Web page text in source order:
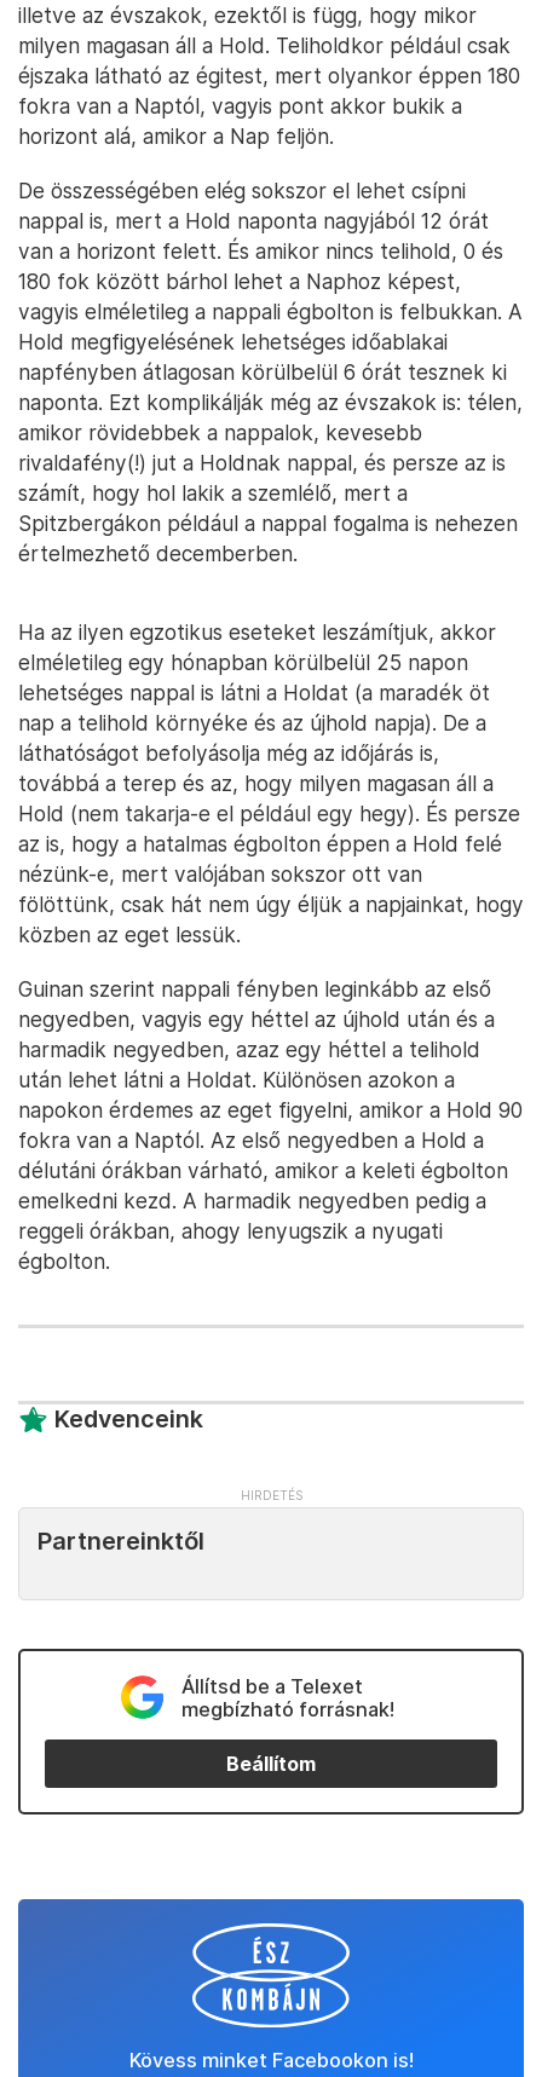
illetve az évszakok, ezektől is függ, hogy mikor
milyen magasan áll a Hold. Teliholdkor például csak
éjszaka látható az égitest, mert olyankor éppen 180
fokra van a Naptól, vagyis pont akkor bukik a
horizont alá, amikor a Nap feljön.
De összességében elég sokszor el lehet csípni
nappal is, mert a Hold naponta nagyjából 12 órát
van a horizont felett. És amikor nincs telihold, 0 és
180 fok között bárhol lehet a Naphoz képest,
vagyis elméletileg a nappali égbolton is felbukkan. A
Hold megfigyelésének lehetséges időablakai
napfényben átlagosan körülbelül 6 órát tesznek ki
naponta. Ezt komplikálják még az évszakok is: télen,
amikor rövidebbek a nappalok, kevesebb
rivaldafény(!) jut a Holdnak nappal, és persze az is
számít, hogy hol lakik a szemlélő, mert a
Spitzbergákon például a nappal fogalma is nehezen
értelmezhető decemberben.
Ha az ilyen egzotikus eseteket leszámítjuk, akkor
elméletileg egy hónapban körülbelül 25 napon
lehetséges nappal is látni a Holdat (a maradék öt
nap a telihold környéke és az újhold napja). De a
láthatóságot befolyásolja még az időjárás is,
továbbá a terep és az, hogy milyen magasan áll a
Hold (nem takarja-e el például egy hegy). És persze
az is, hogy a hatalmas égbolton éppen a Hold felé
nézünk-e, mert valójában sokszor ott van
fölöttünk, csak hát nem úgy éljük a napjainkat, hogy
közben az eget lessük.
Guinan szerint nappali fényben leginkább az első
negyedben, vagyis egy héttel az újhold után és a
harmadik negyedben, azaz egy héttel a telihold
után lehet látni a Holdat. Különösen azokon a
napokon érdemes az eget figyelni, amikor a Hold 90
fokra van a Naptól. Az első negyedben a Hold a
délutáni órákban várható, amikor a keleti égbolton
emelkedni kezd. A harmadik negyedben pedig a
reggeli órákban, ahogy lenyugszik a nyugati
égbolton.
Kedvenceink
Partnereinktől
Állítsd be a Telexet
megbízható forrásnak!
Beállítom
Kövess minket Facebookon is!